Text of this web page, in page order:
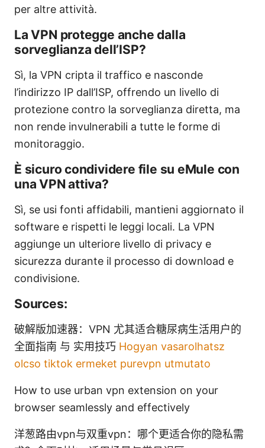
per altre attività.
La VPN protegge anche dalla
sorveglianza dell’ISP?
Sì, la VPN cripta il traffico e nasconde
l’indirizzo IP dall’ISP, offrendo un livello di
protezione contro la sorveglianza diretta, ma
non rende invulnerabili a tutte le forme di
monitoraggio.
È sicuro condividere file su eMule con
una VPN attiva?
Sì, se usi fonti affidabili, mantieni aggiornato il
software e rispetti le leggi locali. La VPN
aggiunge un ulteriore livello di privacy e
sicurezza durante il processo di download e
condivisione.
Sources:
破解版加速器：VPN 尤其适合糖尿病生活用户的
全面指南 与 实用技巧 Hogyan vasarolhatsz
olcso tiktok ermeket purevpn utmutato
How to use urban vpn extension on your
browser seamlessly and effectively
洋葱路由vpn与双重vpn：哪个更适合你的隐私需